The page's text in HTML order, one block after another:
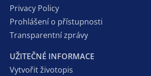
Privacy Policy
Prohlášení o přístupnosti
Transparentní zprávy
UŽITEČNÉ INFORMACE
Vytvořit životopis